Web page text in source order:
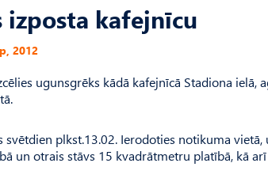
izposta kafejnīcu
2012
ugunsgrēks kādā kafejnīcā Stadiona ielā,
plkst.13.02. Ierodoties notikuma vietā,
un otrais stāvs 15 kvadrātmetru platībā, kā